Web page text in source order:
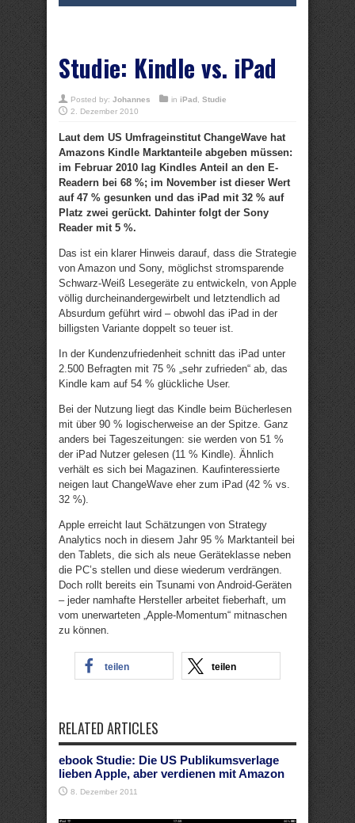
Studie: Kindle vs. iPad
Posted by: Johannes in iPad Studie
2. Dezember 2010
Laut dem US Umfrageinstitut ChangeWave hat
Amazons Kindle Marktanteile abgeben müssen:
im Februar 2010 lag Kindles Anteil an den E-
Readern bei 68 %; im November ist dieser Wert
auf 47 % gesunken und das iPad mit 32 % auf
Platz zwei gerückt. Dahinter folgt der Sony
Reader mit 5 %.
Das ist ein klarer Hinweis darauf, dass die Strategie
von Amazon und Sony, möglichst stromsparende
Schwarz-Weiß Lesegeräte zu entwickeln, von Apple
völlig durcheinandergewirbelt und letztendlich ad
Absurdum geführt wird – obwohl das iPad in der
billigsten Variante doppelt so teuer ist.
In der Kundenzufriedenheit schnitt das iPad unter
2.500 Befragten mit 75 % „sehr zufrieden“ ab, das
Kindle kam auf 54 % glückliche User.
Bei der Nutzung liegt das Kindle beim Bücherlesen
mit über 90 % logischerweise an der Spitze. Ganz
anders bei Tageszeitungen: sie werden von 51 %
der iPad Nutzer gelesen (11 % Kindle). Ähnlich
verhält es sich bei Magazinen. Kaufinteressierte
neigen laut ChangeWave eher zum iPad (42 % vs.
32 %).
Apple erreicht laut Schätzungen von Strategy
Analytics noch in diesem Jahr 95 % Marktanteil bei
den Tablets, die sich als neue Geräteklasse neben
die PC’s stellen und diese wiederum verdrängen.
Doch rollt bereits ein Tsunami von Android-Geräten
– jeder namhafte Hersteller arbeitet fieberhaft, um
vom unerwarteten „Apple-Momentum“ mitnaschen
zu können.
teilen teilen
RELATED ARTICLES
ebook Studie: Die US Publikumsverlage
lieben Apple, aber verdienen mit Amazon
8. Dezember 2011